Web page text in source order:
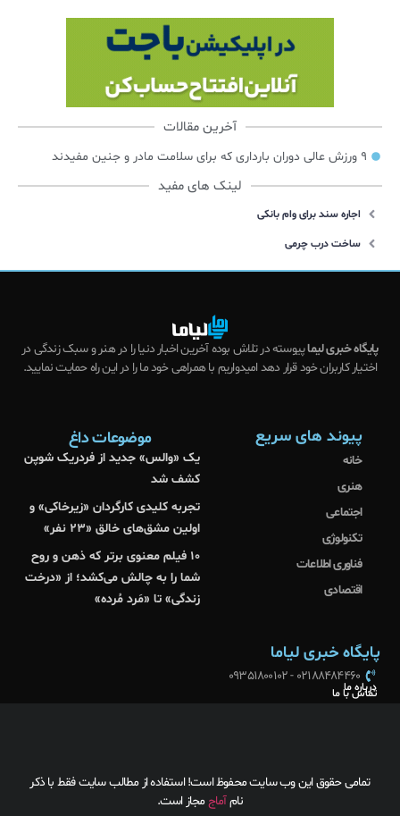
آخرین مقالات
۹ ورزش عالی دوران بارداری که برای سلامت مادر و جنین مفیدند
لینک های مفید
اجاره سند برای وام بانکی
ساخت درب چرمی
پایگاه خبری لیماپیوسته در تلاش بوده آخرین اخبار دنیا را در هنر و سبک زندگی در
اختیار کاربران خود قرار دهد امیدواریم با همراهی خود ما را در این راه حمایت نمایید.
پیوند های سریع
خانه
هنری
اجتماعی
تکنولوژی
فناوری اطلاعات
اقتصادی
موضوعات داغ
یک «والس» جدید از فردریک شوپن
کشف شد
تجربه کلیدی کارگردان «زیرخاکی» و
اولین مشق‌های خالق «۲۳ نفر»
۱۰ فیلم معنوی برتر که ذهن و روح
شما را به چالش می‌کشد؛ از «درخت
زندگی» تا «مَرد مُرده»
پایگاه خبری لیاما
02188484460 - 09351800102
درباره ما
تماس با ما
تمامی حقوق این وب سایت محفوظ است! استفاده از مطالب سایت فقط با ذکر
نامآماجمجاز است.